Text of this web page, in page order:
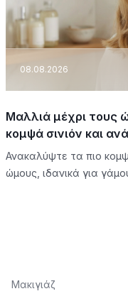
08.08.2026
Μαλλιά μέχρι τους
κομψά σινιόν και
Ανακαλύψτε τα πιο
ώμους, ιδανικά για
Μακιγιάζ